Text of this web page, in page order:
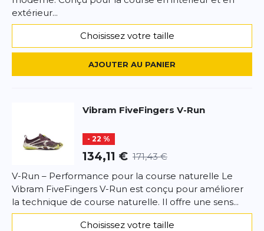
*Champs requis
AJOUTER UN AVIS
Ce formulaire est protégé par reCAPTCHA –
extérieur...
Choisissez votre taille
AJOUTER AU PANIER
Vibram FiveFingers V-Run
- 22 %
134,11 € 171,43 €
V-Run – Performance pour la course naturelle Le
Vibram FiveFingers V-Run est conçu pour améliorer
la technique de course naturelle. Il offre une sens...
Choisissez votre taille